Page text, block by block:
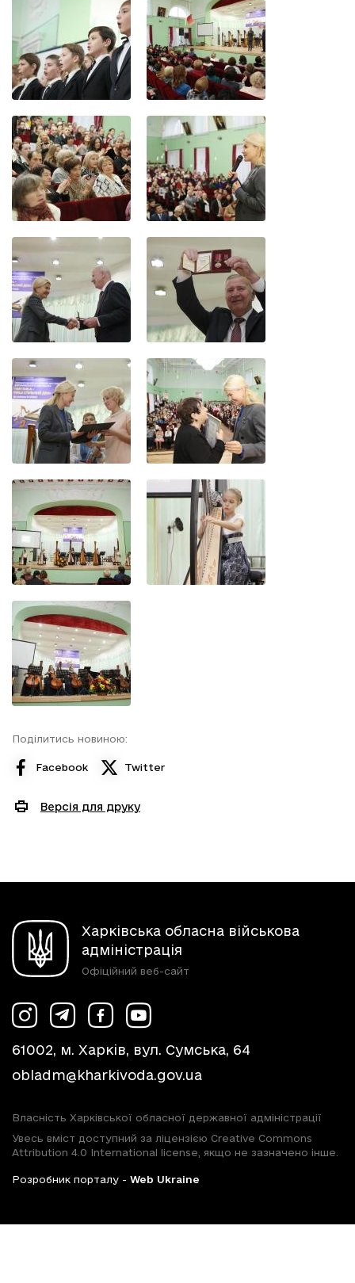
Поділитись новиною:
Facebook Twitter
Версія для друку
Харківська обласна військова
адміністрація
Офіційний веб-сайт
61002, м. Харків, вул. Сумська, 64
obladm@kharkivoda.gov.ua
Власність Харківської обласної державної адміністрації
Увесь вміст доступний за ліцензією Creative Commons
Attribution 4.0 International license, якщо не зазначено інше.
Розробник порталу - Web Ukraine